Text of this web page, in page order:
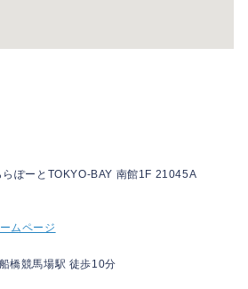
ぽーとTOKYO-BAY 南館1F 21045A
ムページ
橋競馬場駅 徒歩10分